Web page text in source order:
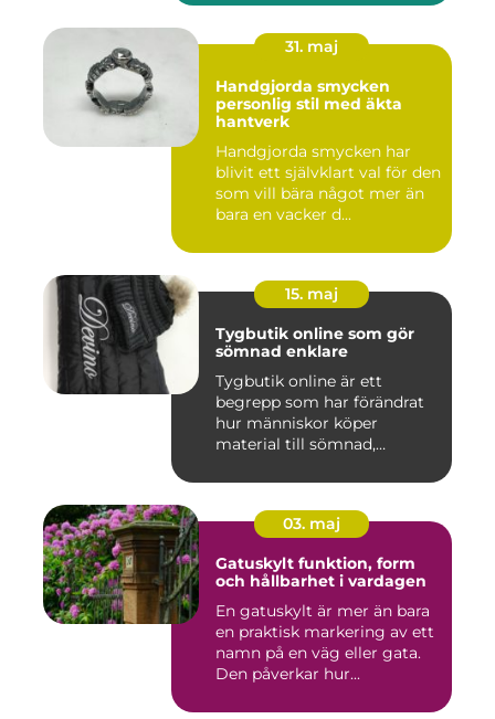
31. maj
Handgjorda smycken
personlig stil med äkta
hantverk
Handgjorda smycken har
blivit ett självklart val för den
som vill bära något mer än
bara en vacker d...
15. maj
Tygbutik online som gör
sömnad enklare
Tygbutik online är ett
begrepp som har förändrat
hur människor köper
material till sömnad,
03. maj
Gatuskylt funktion, form
och hållbarhet i vardagen
En gatuskylt är mer än bara
en praktisk markering av ett
namn på en väg eller gata.
Den påverkar hur...